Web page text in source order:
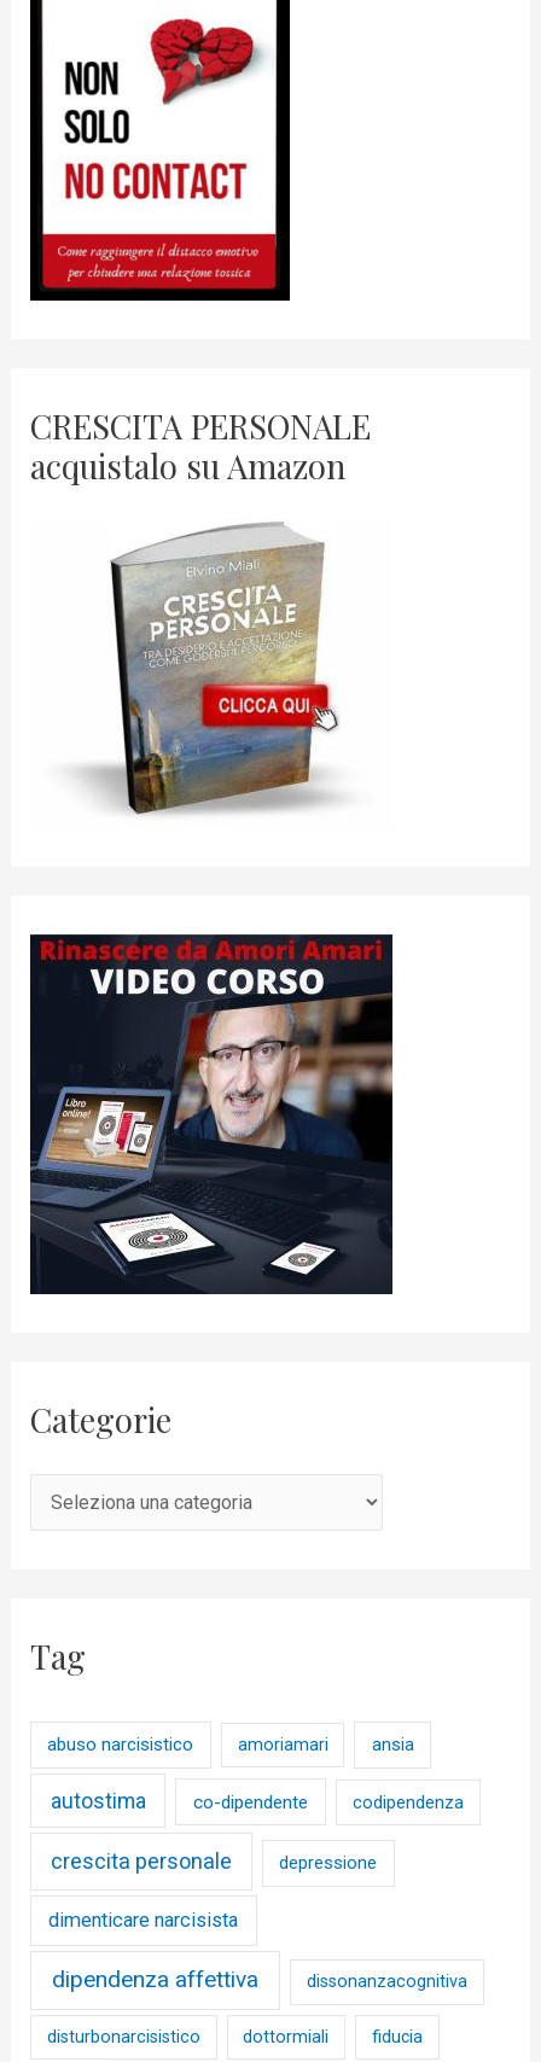
CRESCITA PERSONALE
acquistalo su Amazon
Categorie
Tag
abuso narcisistico amoriamari ansia
autostima co-dipendente codipendenza
crescita personale depressione
dimenticare narcisista
dipendenza affettiva dissonanzacognitiva
disturbonarcisistico dottormiali fiducia